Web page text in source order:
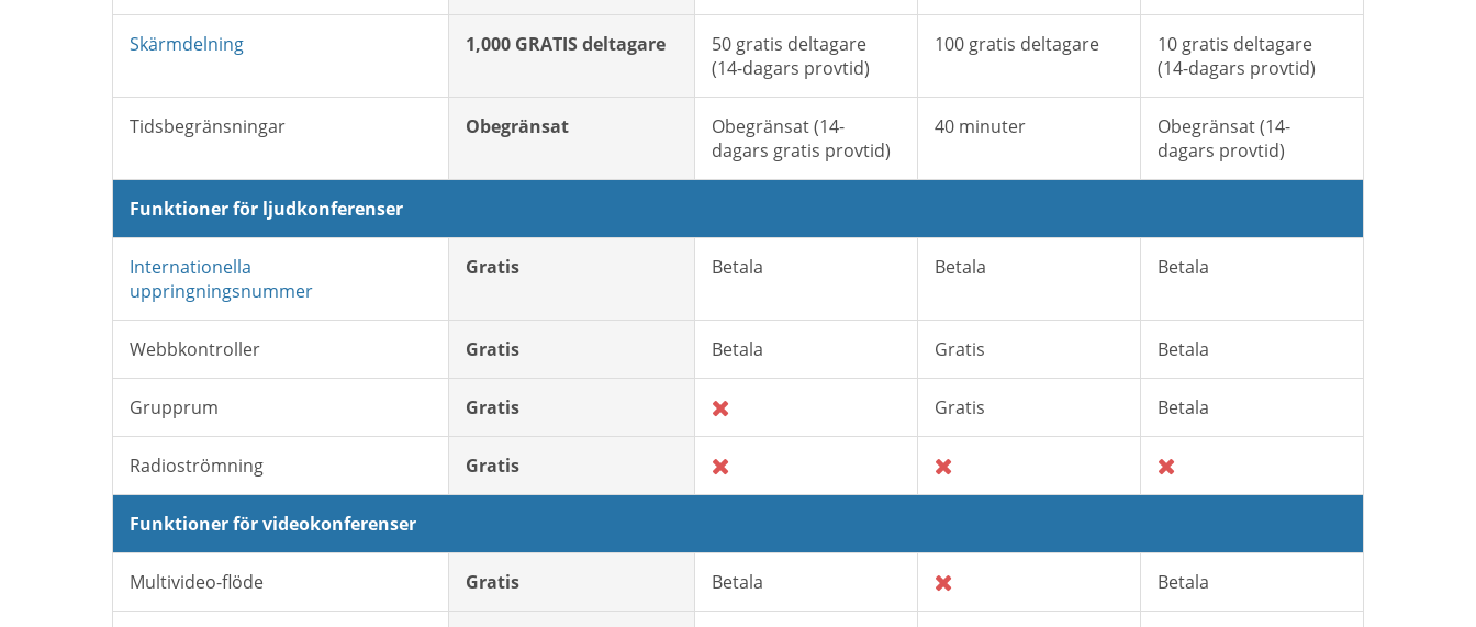
Skärmdelning 1,000 GRATIS deltagare
50 gratis deltagare
(14-dagars provtid)
100 gratis deltagare
10 gratis deltagare
(14-dagars provtid)
Tidsbegränsningar Obegränsat
Obegränsat (14-
dagars gratis provtid)
40 minuter
Obegränsat (14-
dagars provtid)
Funktioner för ljudkonferenser
Internationella
uppringningsnummer
Gratis Betala Betala Betala
Webbkontroller Gratis Betala Gratis Betala
Grupprum Gratis Gratis Betala
Radioströmning Gratis
Funktioner för videokonferenser
Multivideo-flöde Gratis Betala Betala